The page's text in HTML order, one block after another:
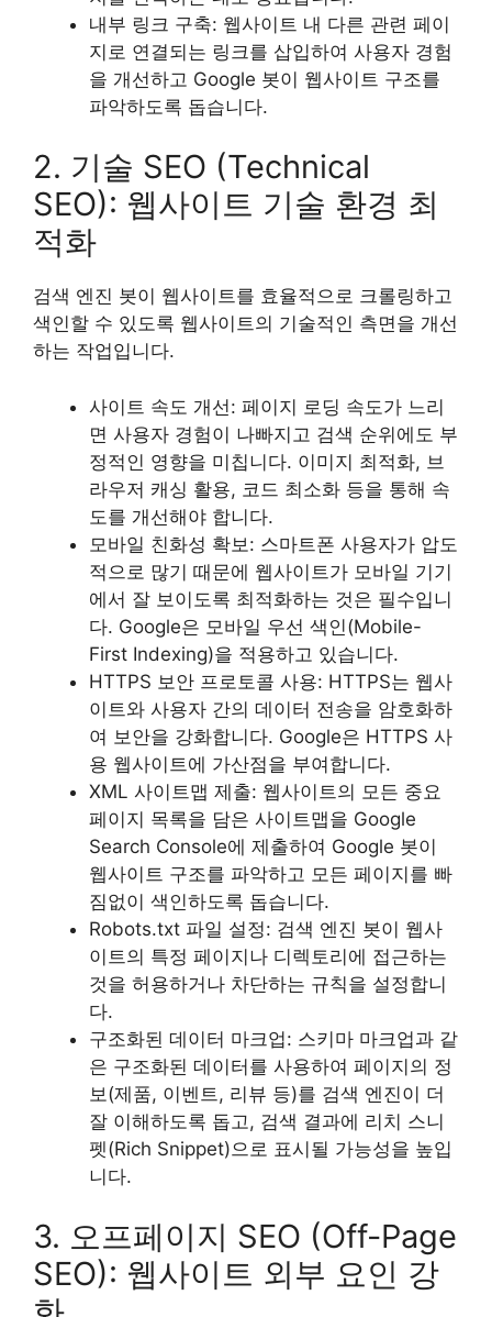
내부 링크 구축: 웹사이트 내 다른 관련 페이
지로 연결되는 링크를 삽입하여 사용자 경험
을 개선하고 Google 봇이 웹사이트 구조를
파악하도록 돕습니다.
2. 기술 SEO (Technical
SEO): 웹사이트 기술 환경 최
적화
검색 엔진 봇이 웹사이트를 효율적으로 크롤링하고
색인할 수 있도록 웹사이트의 기술적인 측면을 개선
하는 작업입니다.
사이트 속도 개선: 페이지 로딩 속도가 느리
면 사용자 경험이 나빠지고 검색 순위에도 부
정적인 영향을 미칩니다. 이미지 최적화, 브
라우저 캐싱 활용, 코드 최소화 등을 통해 속
도를 개선해야 합니다.
모바일 친화성 확보: 스마트폰 사용자가 압도
적으로 많기 때문에 웹사이트가 모바일 기기
에서 잘 보이도록 최적화하는 것은 필수입니
다. Google은 모바일 우선 색인(Mobile-
First Indexing)을 적용하고 있습니다.
HTTPS 보안 프로토콜 사용: HTTPS는 웹사
이트와 사용자 간의 데이터 전송을 암호화하
여 보안을 강화합니다. Google은 HTTPS 사
용 웹사이트에 가산점을 부여합니다.
XML 사이트맵 제출: 웹사이트의 모든 중요
페이지 목록을 담은 사이트맵을 Google
Search Console에 제출하여 Google 봇이
웹사이트 구조를 파악하고 모든 페이지를 빠
짐없이 색인하도록 돕습니다.
Robots.txt 파일 설정: 검색 엔진 봇이 웹사
이트의 특정 페이지나 디렉토리에 접근하는
것을 허용하거나 차단하는 규칙을 설정합니
다.
구조화된 데이터 마크업: 스키마 마크업과 같
은 구조화된 데이터를 사용하여 페이지의 정
보(제품, 이벤트, 리뷰 등)를 검색 엔진이 더
잘 이해하도록 돕고, 검색 결과에 리치 스니
펫(Rich Snippet)으로 표시될 가능성을 높입
니다.
3. 오프페이지 SEO (Off-Page
SEO): 웹사이트 외부 요인 강